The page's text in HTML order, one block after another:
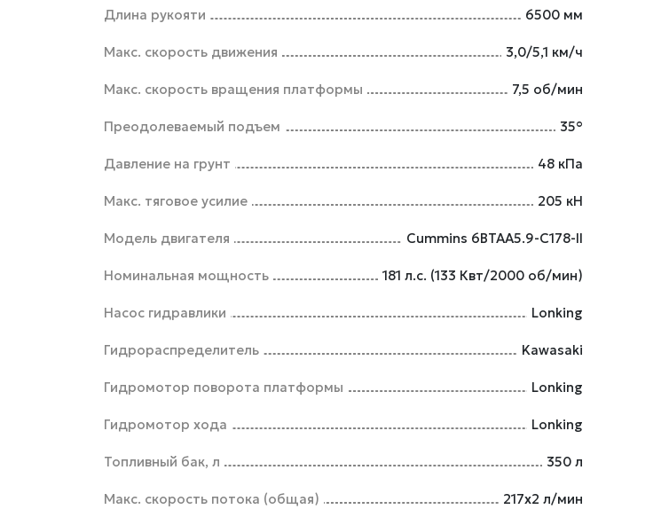
Длина рукояти 6500 мм
Макс. скорость движения 3,0/5,1 км/ч
Макс. скорость вращения платформы 7,5 об/мин
Преодолеваемый подъем 35°
Давление на грунт 48 кПа
Макс. тяговое усилие 205 кН
Модель двигателя Cummins 6BTAA5.9-C178-II
Номинальная мощность 181 л.с. (133 Квт/2000 об/мин)
Насос гидравлики Lonking
Гидрораспределитель Kawasaki
Гидромотор поворота платформы Lonking
Гидромотор хода Lonking
Топливный бак, л 350 л
Макс. скорость потока (общая) 217х2 л/мин